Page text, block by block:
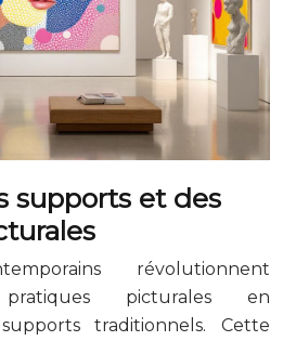
supports et des
révolutionnent
picturales en
supports traditionnels. Cette